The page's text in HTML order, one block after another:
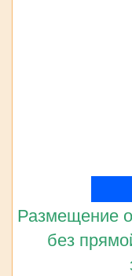
Размещение
без